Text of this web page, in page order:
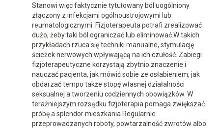
Stanowi więc faktycznie tytułowany ból uogólniony
złączony z infekcjami ogólnoustrojowymi lub
reumatologicznymi. Fizjoterapeuta potrafi zrealizować
dużo, żeby taki ból ograniczać lub eliminować.W takich
przykładach rzuca się techniki manualne, stymulację
ścieżek nerwowych wpływającą na ich czułość. Zabiegi
fizjoterapeutyczne korzystają zbytnio znaczenie i
nauczać pacjenta, jak mówić sobie ze osłabieniem, jak
obdarzać tempo także stopę własnej działalności
seksualnej a tworzeniu codziennych obowiązków. W
teraźniejszym rozsądku fizjoterapia pomaga zwiększać
próbę a splendor mieszkania.Regularnie
przeprowadzanych roboty, powtarzalność zwrotów albo